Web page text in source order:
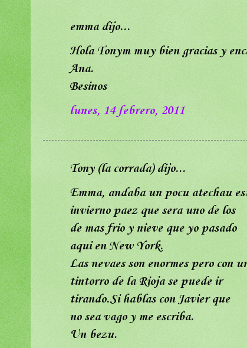
emma dijo...
Hola Tonym muy bien gracias y
Ana.
Besinos
lunes, 14 febrero, 2011
Tony (la corrada) dijo...
Emma, andaba un pocu atechau
invierno paez que sera uno de los
de mas frio y nieve que yo pasado
aqui en New York.
Las nevaes son enormes pero con
tintorro de la Rioja se puede ir
tirando.Si hablas con Javier que
no sea vago y me escriba.
Un bezu.